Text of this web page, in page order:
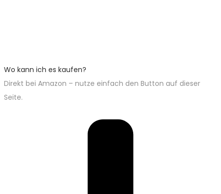
Wo kann ich es kaufen?
Direkt bei Amazon – nutze einfach den Button auf dieser
Seite.